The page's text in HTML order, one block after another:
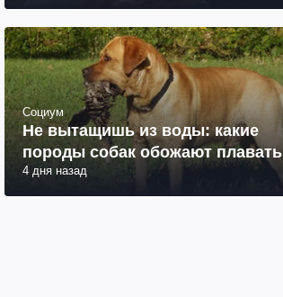
Социум
Не вытащишь из воды: какие
породы собак обожают плавать
4 дня назад